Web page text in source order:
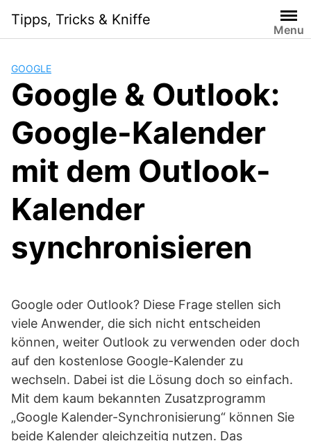
content
Tipps, Tricks & Kniffe
Menu
GOOGLE
Google & Outlook:
Google-Kalender
mit dem Outlook-
Kalender
synchronisieren
Google oder Outlook? Diese Frage stellen sich
viele Anwender, die sich nicht entscheiden
können, weiter Outlook zu verwenden oder doch
auf den kostenlose Google-Kalender zu
wechseln. Dabei ist die Lösung doch so einfach.
Mit dem kaum bekannten Zusatzprogramm
„Google Kalender-Synchronisierung“ können Sie
beide Kalender gleichzeitig nutzen. Das